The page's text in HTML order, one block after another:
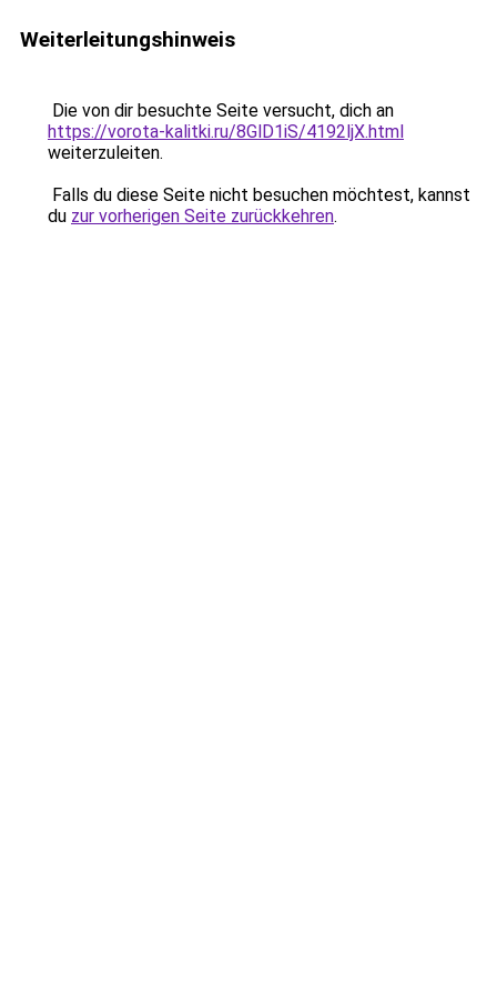
Weiterleitungshinweis
Die von dir besuchte Seite versucht, dich an
https://vorota-kalitki.ru/8GlD1iS/4192ljX.html
weiterzuleiten.
Falls du diese Seite nicht besuchen möchtest, kannst
du zur vorherigen Seite zurückkehren.